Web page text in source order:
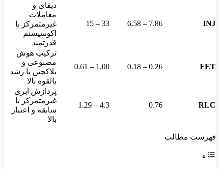
INJ
7.86 – 6.58
33 – 15
دیفای و
معاملات
غیرمتمرکز با
اکوسیستم
قدرتمند
FET
0.26 – 0.18
1.00 – 0.61
ترکیب هوش
مصنوعی و
بلاکچین با رشد
بالقوه بالا
RLC
0.76
4.3 – 1.29
پردازش ابری
غیرمتمرکز با
سابقه و اعتبار
بالا
فهرست مطالب